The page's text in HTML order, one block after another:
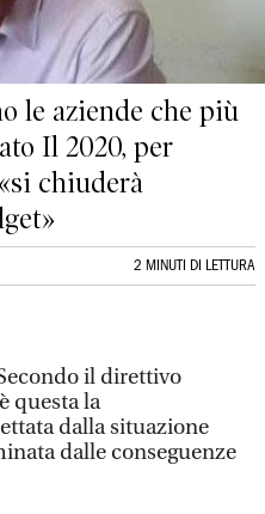
le aziende che più
Il 2020, per
chiuderà
2 MINUTI DI LETTURA
il direttivo
questa la
dalla situazione
dalle conseguenze